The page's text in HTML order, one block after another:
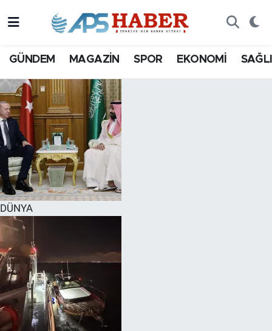
GÜNDEM MAGAZİN SPOR EKONOMİ
DÜNYA